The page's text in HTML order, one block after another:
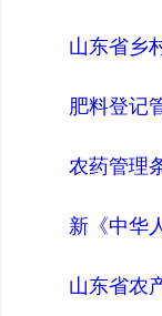
山东省乡
肥料登记
农药管理
新《中华
山东省农